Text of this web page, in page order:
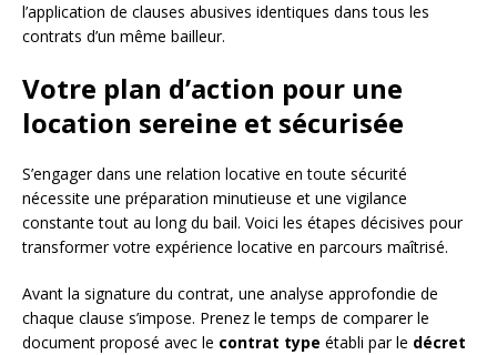
l’application de clauses abusives identiques dans tous les
contrats d’un même bailleur.
Votre plan d’action pour une
location sereine et sécurisée
S’engager dans une relation locative en toute sécurité
nécessite une préparation minutieuse et une vigilance
constante tout au long du bail. Voici les étapes décisives pour
transformer votre expérience locative en parcours maîtrisé.
Avant la signature du contrat, une analyse approfondie de
chaque clause s’impose. Prenez le temps de comparer le
document proposé avec le contrat type établi par le décret